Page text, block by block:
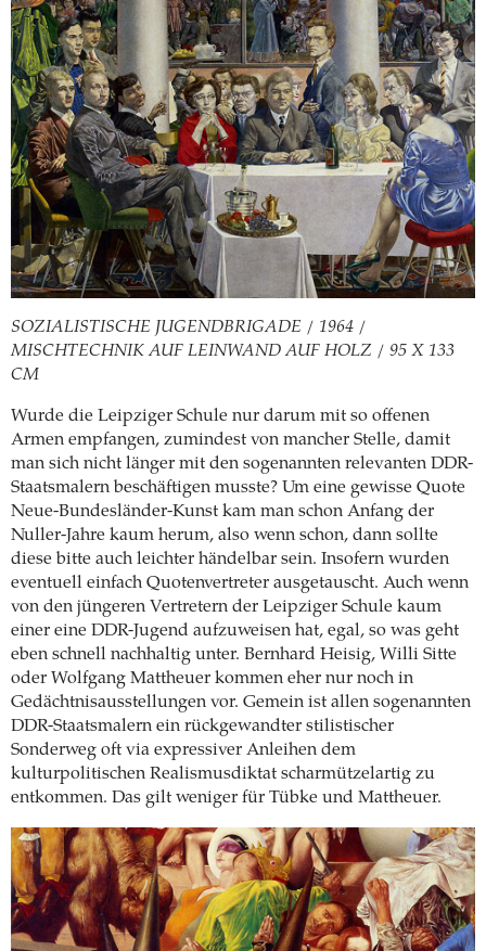
SOZIALISTISCHE JUGENDBRIGADE / 1964 /
MISCHTECHNIK AUF LEINWAND AUF HOLZ / 95 X 133
CM
Wurde die Leipziger Schule nur darum mit so offenen
Armen empfangen, zumindest von mancher Stelle, damit
man sich nicht länger mit den sogenannten relevanten DDR-
Staatsmalern beschäftigen musste? Um eine gewisse Quote
Neue-Bundesländer-Kunst kam man schon Anfang der
Nuller-Jahre kaum herum, also wenn schon, dann sollte
diese bitte auch leichter händelbar sein. Insofern wurden
eventuell einfach Quotenvertreter ausgetauscht. Auch wenn
von den jüngeren Vertretern der Leipziger Schule kaum
einer eine DDR-Jugend aufzuweisen hat, egal, so was geht
eben schnell nachhaltig unter. Bernhard Heisig, Willi Sitte
oder Wolfgang Mattheuer kommen eher nur noch in
Gedächtnisausstellungen vor. Gemein ist allen sogenannten
DDR-Staatsmalern ein rückgewandter stilistischer
Sonderweg oft via expressiver Anleihen dem
kulturpolitischen Realismusdiktat scharmützelartig zu
entkommen. Das gilt weniger für Tübke und Mattheuer.